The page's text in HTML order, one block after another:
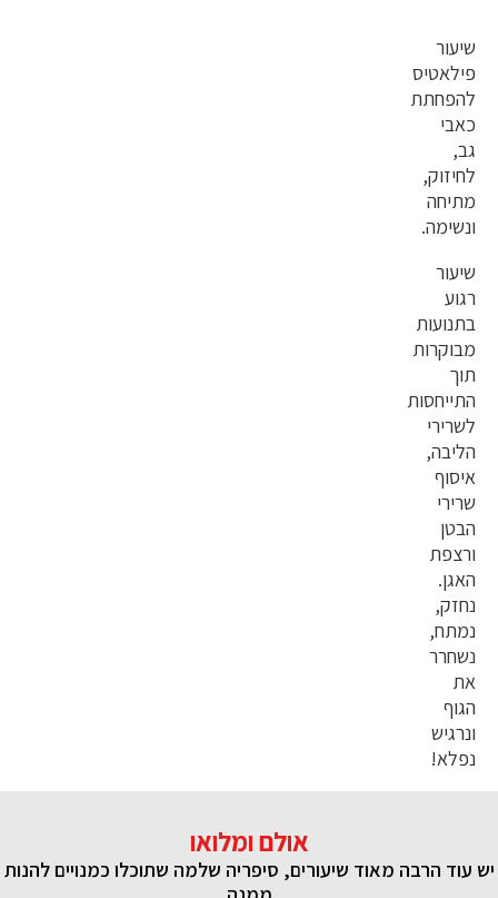
שיעור
פילאטיס
להפחתת
כאבי
גב,
לחיזוק,
מתיחה
ונשימה.
שיעור
רגוע
בתנועות
מבוקרות
תוך
התייחסות
לשרירי
הליבה,
איסוף
שרירי
הבטן
ורצפת
האגן.
נחזק,
נמתח,
נשחרר
את
הגוף
ונרגיש
נפלא!
אולם ומלואו
יש עוד הרבה מאוד שיעורים, סיפריה שלמה שתוכלו כמנויים להנות